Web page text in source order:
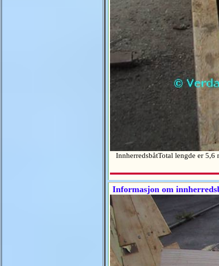
InnherredsbåtTotal lengde er
Informasjon om